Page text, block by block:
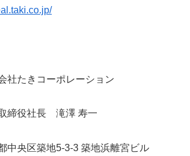
たきコーポレーション
締役社長 滝澤 寿一
中央区築地5-3-3 築地浜離宮ビル